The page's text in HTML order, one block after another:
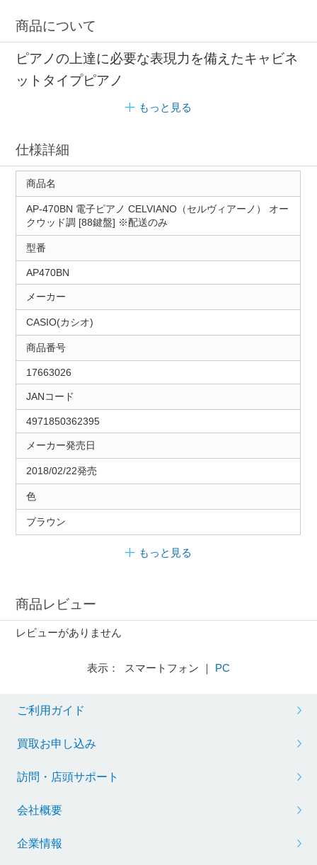
商品について
ピアノの上達に必要な表現力を備えたキャビネ
ットタイプピアノ
もっと見る
仕様詳細
商品名
AP-470BN 電子ピアノ CELVIANO（セルヴィアーノ） オー
クウッド調 [88鍵盤] ※配送のみ
型番
AP470BN
メーカー
CASIO(カシオ)
商品番号
17663026
JANコード
4971850362395
メーカー発売日
2018/02/22発売
色
ブラウン
もっと見る
商品レビュー
レビューがありません
表示： スマートフォン ｜ PC
ご利用ガイド
買取お申し込み
訪問・店頭サポート
会社概要
企業情報